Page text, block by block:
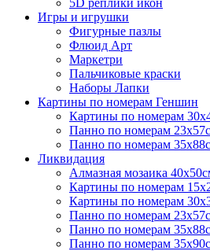
5D реплики икон
Игры и игрушки
Фигурные пазлы
Флюид Арт
Маркетри
Пальчиковые краски
Наборы Лапки
Картины по номерам Геншин
Картины по номерам
Панно по номерам
Панно по номерам
Ликвидация
Алмазная мозаика
Картины по номерам
Картины по номерам
Панно по номерам
Панно по номерам
Панно по номерам